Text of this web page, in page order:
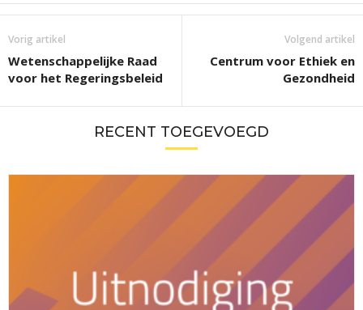
Vorig artikel
Wetenschappelijke Raad
voor het Regeringsbeleid
Volgend artikel
Centrum voor Ethiek en
Gezondheid
RECENT TOEGEVOEGD